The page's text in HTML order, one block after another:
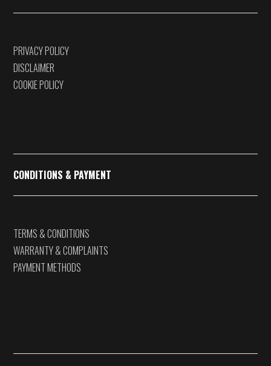
PRIVACY POLICY
DISCLAIMER
COOKIE POLICY
CONDITIONS & PAYMENT
TERMS & CONDITIONS
WARRANTY & COMPLAINTS
PAYMENT METHODS